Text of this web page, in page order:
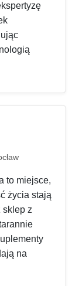
to miejsce,
życia stają
sklep z
na